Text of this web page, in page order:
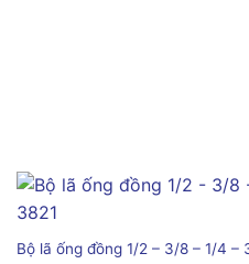
Bộ lã ống đồng 1/2 – 3/8 – 1/4 –